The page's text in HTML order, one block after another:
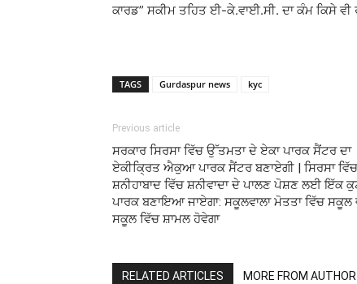
ਕਾਰਡ” ਸਕੀਮ ਤਹਿਤ ਈ-ਕੇ.ਵਾਈ.ਸੀ. ਦਾ ਕੰਮ ਕਿਸੇ
TAGS Gurdaspur news kyc
Previous article
ਸਰਕਾਰ ਸਿਰਸਾ ਵਿੱਚ ਉੱਤਮਤਾ ਦੇ ਏਕਾ ਪਾਰਕ ਸੈਂਟਰ ਦਾ
ਏਕੀਕ੍ਰਿਤ ਐਕੁਆ ਪਾਰਕ ਸੈਂਟਰ ਬਣਾਏਗੀ | ਸਿਰਸਾ ਵਿੱਚ
ਸ਼ਨੀਹਾਬਾਦ ਵਿੱਚ ਸ਼ਨੀਵਾਦਾ ਦੇ ਪਾਲਣ ਪੋਸ਼ਣ ਲਈ ਇੱਕ
ਪਾਰਕ ਬਣਾਇਆ ਜਾਏਗਾ: ਸਕੂਲਵਾਲਾ ਮੋਤਤਾ ਵਿੱਚ ਸਕੂਲ
ਸਕੂਲ ਵਿੱਚ ਸ਼ਾਮਲ ਹੋਵੇਗਾ
RELATED ARTICLES MORE FROM AUTHOR